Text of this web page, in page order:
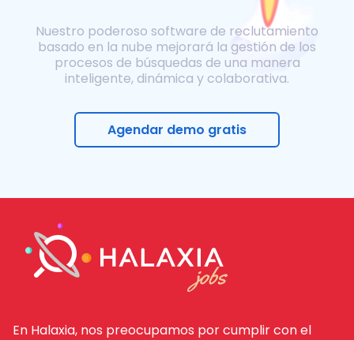
Nuestro poderoso software de reclutamiento
basado en la nube mejorará la gestión de los
procesos de búsquedas de una manera
inteligente, dinámica y colaborativa.
Agendar demo gratis
En Halaxia, nos preocupamos por cumplir con el